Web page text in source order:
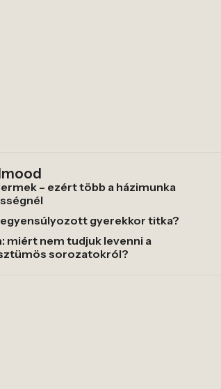
– ezért több a házimunka
gyerekkor titka?
miért nem tudjuk levenni a
sorozatokról?